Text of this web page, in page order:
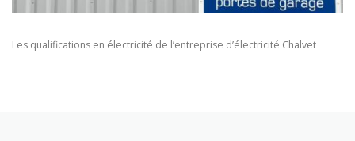
Les qualifications en électricité de l’entreprise d’électricité Chalvet